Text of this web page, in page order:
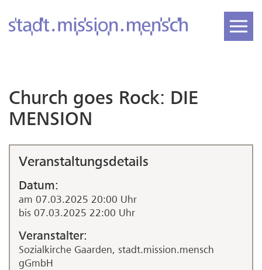
Church goes Rock: DIE
MENSION
Veranstaltungsdetails
Datum:
am 07.03.2025 20:00 Uhr
bis 07.03.2025 22:00 Uhr
Veranstalter:
Sozialkirche Gaarden, stadt.mission.mensch
gGmbH